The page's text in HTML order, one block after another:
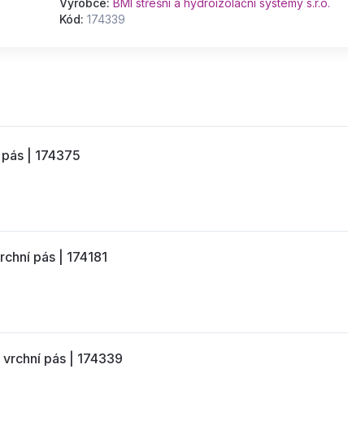
Kód: 174339
| 174375
pás | 174181
pás | 174339